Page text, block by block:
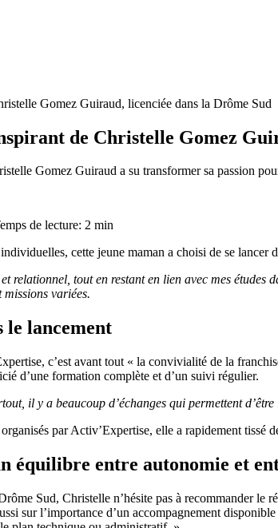
Gomez Guiraud, licenciée dans la Drôme Sud
de Christelle Gomez
Gomez Guiraud a su transformer sa passion
de lecture: 2 min
cette jeune maman a choisi de se
relationnel, tout en restant en lien avec mes
variées.
le lancement
c’est avant tout « la convivialité de la
d’une formation complète et d’un suivi régulier.
il y a beaucoup d’échanges qui permettent
par Activ’Expertise, elle a rapidement tissé
équilibre entre autonomie et
Sud, Christelle n’hésite pas à recommander le
sur l’importance d’un accompagnement